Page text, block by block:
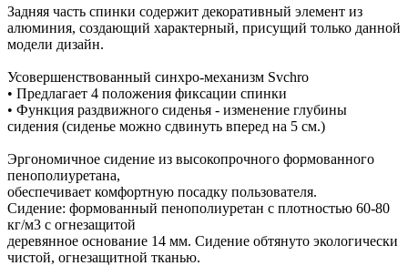
Задняя часть спинки содержит декоративный элемент из
алюминия, создающий характерный, присущий только данной
модели дизайн.
Усовершенствованный синхро-механизм Svchro
• Предлагает 4 положения фиксации спинки
• Функция раздвижного сиденья - изменение глубины
сидения (сиденье можно сдвинуть вперед на 5 см.)
Эргономичное сидение из высокопрочного формованного
пенополиуретана,
обеспечивает комфортную посадку пользователя.
Сидение: формованный пенополиуретан с плотностью 60-80
кг/м3 с огнезащитой
деревянное основание 14 мм. Сидение обтянуто экологически
чистой, огнезащитной тканью.